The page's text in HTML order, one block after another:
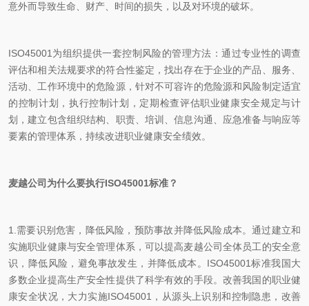
意外而导致生命、财产、时间的损失，以及对环境的破坏。
ISO45001为组织提供一套控制风险的管理方法：通过专业性的调查
评估和相关法规要求的符合性鉴定，找出存在于企业的产品、服务、
活动、工作环境中的危险源，针对不可容许的危险源和风险制定适宜
的控制计划，执行控制计划，定期检查评估职业健康安全规定与计
划，建立包含组织结构、职责、培训、信息沟通、应急准备与响应等
要素的管理体系，持续改进职业健康安全绩效。
麦越公司为什么要执行ISO45001标准？
1.需要识别危害，降低风险，预防事故并降低风险成本。通过建立和
实施职业健康与安全管理体系，可以提高麦越公司全体员工的安全意
识，降低风险，避免事故发生，并降低成本。ISO45001标准我国大
多数企业提高生产安全性提供了科学有效的手段。改善我国的职业健
康安全状况，大力实施ISO45001，从源头上识别和控制隐患，改善